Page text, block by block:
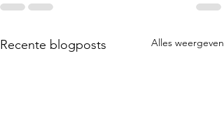
Recente blogposts Alles weergeven